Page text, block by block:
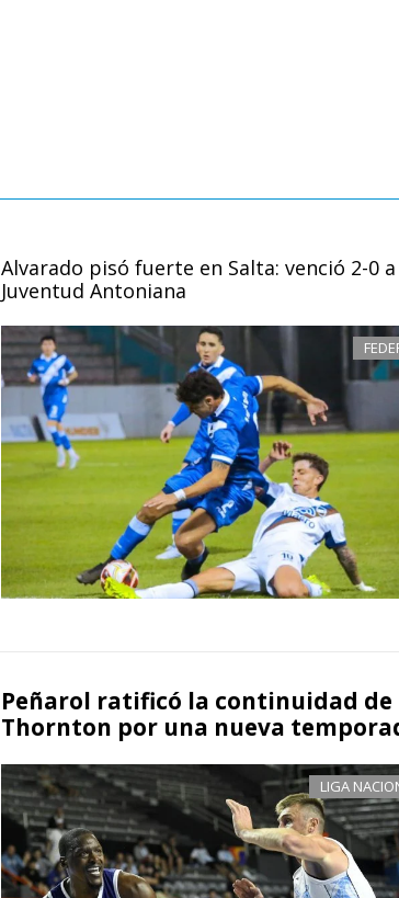
Alvarado pisó fuerte en Salta: venció 2-0 a
Juventud Antoniana
Peñarol ratificó la continuidad de
Thornton por una nueva
LIGA